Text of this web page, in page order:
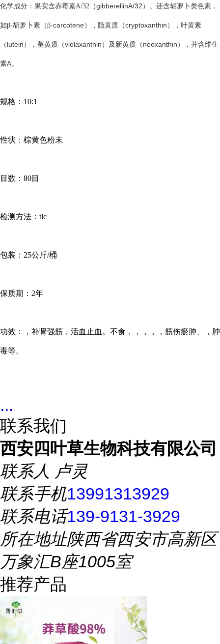
化学成分：果实含赤霉素A/32 （gibberellinA/32 ）。还含胡萝卜类色素，
如β-胡萝卜素（β-carcotene），隐黄质（cryptoxanthin ），叶黄素
（ lutein ），堇黄质（violaxanthin ）及新黄质（ neoxanthin ），并含维生
素A。
规格： 10:1
性状：棕黄色粉末
目数： 80目
检测方法： tlc
包装： 25公斤/桶
保质期： 2年
功效：，补肾强筋，活血止血。不食，，，，，筋伤瘀肿、，肿
毒等。
...
联系我们
西安四叶草生物科技有限公司
联系人 卢灵
联系手机13991313929
联系电话139-9131-3929
所在地址陕西省西安市高新区
万象汇B座1005室
推荐产品